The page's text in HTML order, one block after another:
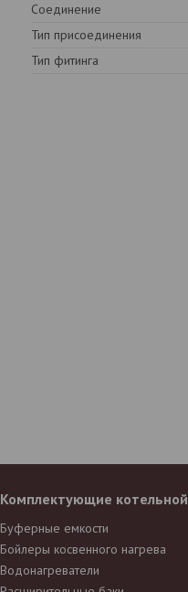
Соединение
Тип присоединения
Тип фитинга
Комплектующие котельной
Буферные емкости
Бойлеры косвенного нагрева
Водонагреватели